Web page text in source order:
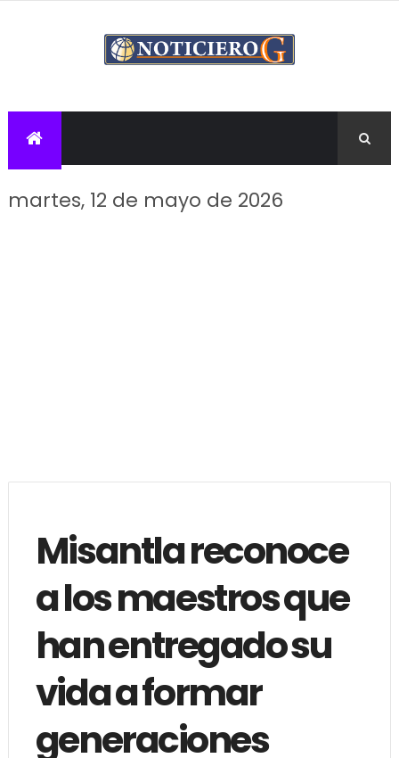
martes, 12 de mayo de 2026
Misantla reconoce
a los maestros que
han entregado su
vida a formar
generaciones